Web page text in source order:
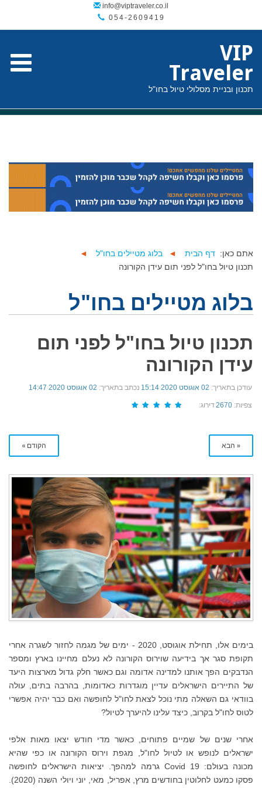
054-2609419
VIP
Traveler
תכנון ובניית מסלולי טיול בחו"ל
אתם כאן: דף הבית ◄ בלוג מטיילים בחו"ל
◄
תכנון טיול בחו"ל לפני תום עידן הקורונה
בלוג מטיילים בחו"ל
תכנון טיול בחו"ל לפני תום
עידן הקורונה
עודכן בתאריך: 02 אוגוסט 2020 15:14 נכתב בתאריך: 02 אוגוסט 2020 14:47
צפיות: 2670דירוג:
« הבא הקודם »
בימים אלו, תחילת אוגוסט, 2020 - ימים של מגמה לחזור לשגרה אחרי
תקופת סגר אך בידיעה שוירוס הקורונה לא נעלם מחיינו בארץ ומספר
הנדבקים הפך אותנו למדינה אדומה וגם כאשר חלק גדול מארצות היעד
של התיירים הישראלים עדיין מוגדרות כאדומות, בהרבה בתים, עולה
בוודאי גם השאלה מתי נוכל לצאת לחו"ל לחופשה ואם כבר יהיה אפשרי
לטוס לחו"ל בקרוב, כיצד עלינו להיערך לטיול?
אחרי שנים של שמיים פתוחים, כאשר מדי חודש יצאו מאות אלפי
ישראלים לנופש או לטיול לחו"ל, מגפת וירוס הקורונה או כפי שהיא
מכונה בעולם: Covid 19 גרמה למהפך. יציאות הישראלים לחופשה
פסקו כמעט לחלוטין בחודשים מרץ, אפריל, מאי, יוני ויולי השנה (2020).